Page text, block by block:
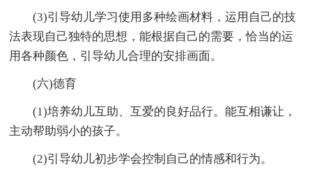
(3)引导幼儿学习使用多种绘画材料，运用自己的技
法表现自己独特的思想，能根据自己的需要，恰当的运
用各种颜色，引导幼儿合理的安排画面。
(六)德育
(1)培养幼儿互助、互爱的良好品行。能互相谦让，
主动帮助弱小的孩子。
(2)引导幼儿初步学会控制自己的情感和行为。